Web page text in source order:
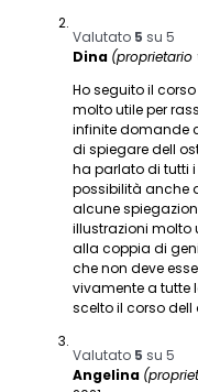
Valutato 5 su 5
Dina (proprietario
Ho seguito il
molto utile per
infinite domande
di spiegare dell
ha parlato di tutti
possibilità anche
alcune
illustrazioni molto
alla coppia di
che non deve
vivamente a tutte
scelto il corso dell
Valutato 5 su 5
Angelina